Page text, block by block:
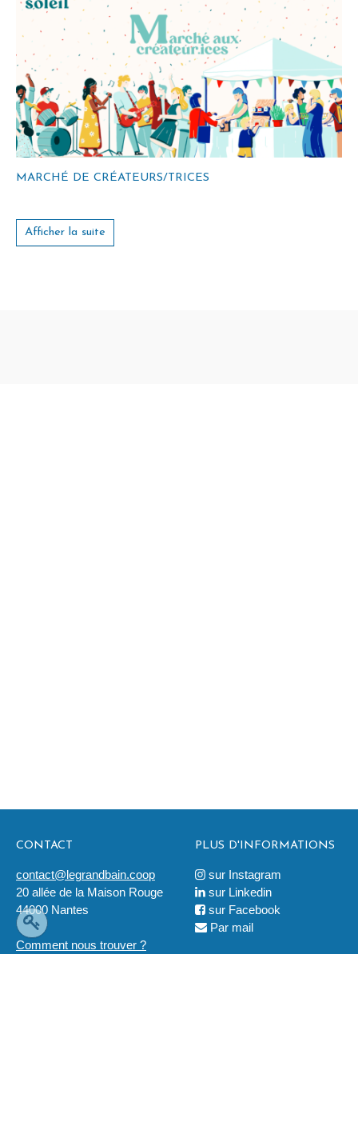
MARCHÉ DE CRÉATEURS/TRICES
Afficher la suite
CONTACT
contact@legrandbain.coop
20 allée de la Maison Rouge
44000 Nantes
Comment nous trouver ?
PLUS D'INFORMATIONS
 sur Instagram
 sur Linkedin
 sur Facebook
 Par mail